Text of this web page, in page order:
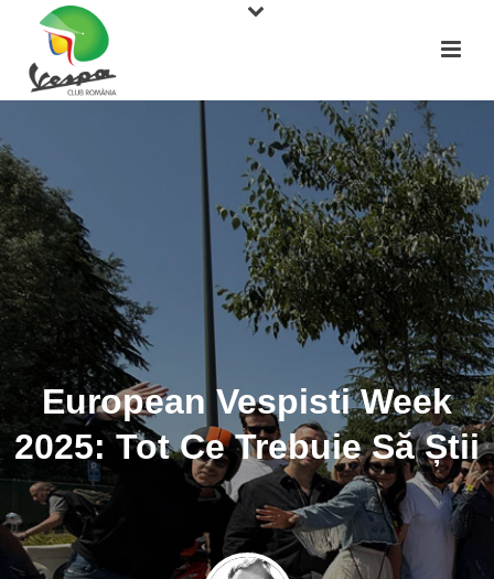
European Vespisti Week
2025: Tot Ce Trebuie Să Știi